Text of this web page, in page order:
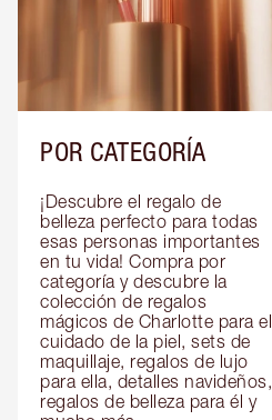
POR CATEGORÍA
¡Descubre el regalo de
belleza perfecto para todas
esas personas importantes
en tu vida! Compra por
categoría y descubre la
colección de regalos
mágicos de Charlotte para el
cuidado de la piel, sets de
maquillaje, regalos de lujo
para ella, detalles navideños,
regalos de belleza para él y